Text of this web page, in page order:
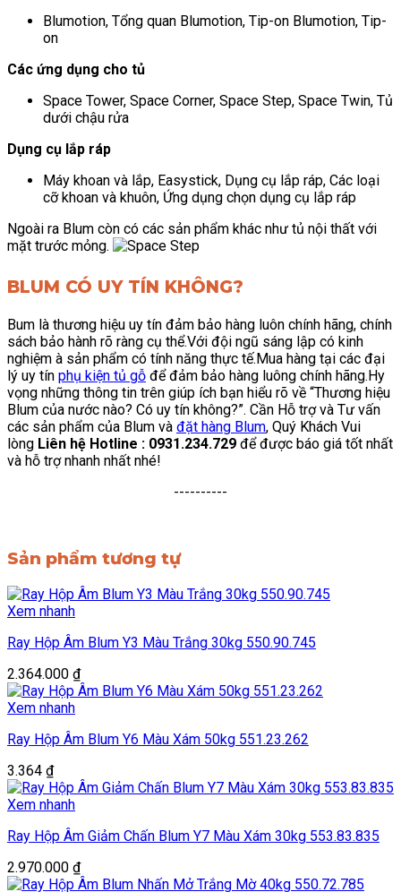
Blumotion, Tổng quan Blumotion, Tip-on Blumotion, Tip-
on
Các ứng dụng cho tủ
Space Tower, Space Corner, Space Step, Space Twin, Tủ
dưới chậu rửa
Dụng cụ lắp ráp
Máy khoan và lắp, Easystick, Dụng cụ lắp ráp, Các loại
cỡ khoan và khuôn, Ứng dụng chọn dụng cụ lắp ráp
Ngoài ra Blum còn có các sản phẩm khác như tủ nội thất với
mặt trước mỏng.
BLUM CÓ UY TÍN KHÔNG?
Bum là thương hiệu uy tín đảm bảo hàng luôn chính hãng, chính
sách bảo hành rõ ràng cụ thể.Với đội ngũ sáng lập có kinh
nghiệm à sản phẩm có tính năng thực tế.Mua hàng tại các đại
lý uy tín phụ kiện tủ gỗ để đảm bảo hàng luông chính hãng.Hy
vọng những thông tin trên giúp ích bạn hiểu rõ về “Thương hiệu
Blum của nước nào? Có uy tín không?”. Cần Hỗ trợ và Tư vấn
các sản phẩm của Blum và đặt hàng Blum, Quý Khách Vui
lòng Liên hệ Hotline : 0931.234.729 để được báo giá tốt nhất
và hỗ trợ nhanh nhất nhé!
----------
Sản phẩm tương tự
Xem nhanh
Ray Hộp Âm Blum Y3 Màu Trắng 30kg 550.90.745
2.364.000 ₫
Xem nhanh
Ray Hộp Âm Blum Y6 Màu Xám 50kg 551.23.262
3.364 ₫
Xem nhanh
Ray Hộp Âm Giảm Chấn Blum Y7 Màu Xám 30kg 553.83.835
2.970.000 ₫